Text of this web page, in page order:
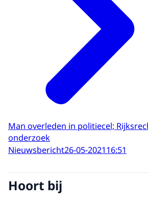
Man overleden in politiecel;
onderzoek
Nieuwsbericht26-05-202116:51
Hoort bij